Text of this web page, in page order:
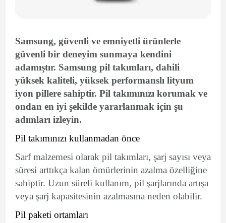
Samsung, güvenli ve emniyetli ürünlerle
güvenli bir deneyim sunmaya kendini
adamıştır. Samsung pil takımları, dahili
yüksek kaliteli, yüksek performanslı lityum
iyon pillere sahiptir. Pil takımınızı korumak ve
ondan en iyi şekilde yararlanmak için şu
adımları izleyin.
Pil takımınızı kullanmadan önce
Sarf malzemesi olarak pil takımları, şarj sayısı veya
süresi arttıkça kalan ömürlerinin azalma özelliğine
sahiptir. Uzun süreli kullanım, pil şarjlarında artışa
veya şarj kapasitesinin azalmasına neden olabilir.
Pil paketi ortamları